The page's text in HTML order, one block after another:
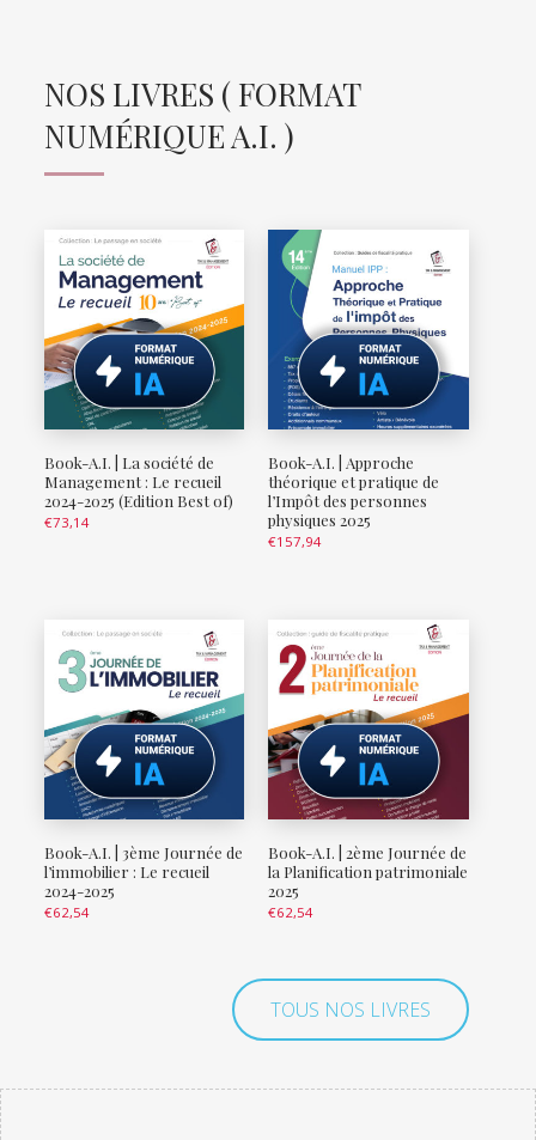
NOS LIVRES ( FORMAT
NUMÉRIQUE A.I. )
Book-A.I. | La société de
Management : Le recueil
2024-2025 (Edition Best of)
€73,14
Book-A.I. | Approche
théorique et pratique de
l’Impôt des personnes
physiques 2025
€157,94
Book-A.I. | 3ème Journée de
l’immobilier : Le recueil
2024-2025
€62,54
Book-A.I. | 2ème Journée de
la Planification patrimoniale
2025
€62,54
TOUS NOS LIVRES